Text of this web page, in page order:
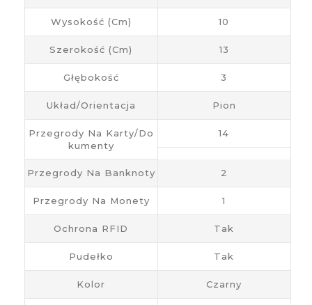
Wysokość (cm) 10
Szerokość (cm) 13
Głębokość 3
Układ/Orientacja Pion
Przegrody Na Karty/do
Kumenty
14
Przegrody Na Banknoty 2
Przegrody Na Monety 1
Ochrona RFID Tak
Pudełko Tak
Kolor Czarny